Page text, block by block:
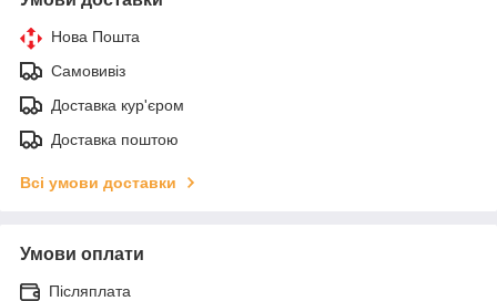
Нова Пошта
Самовивіз
Доставка кур'єром
Доставка поштою
Всі умови доставки
Умови оплати
Післяплата